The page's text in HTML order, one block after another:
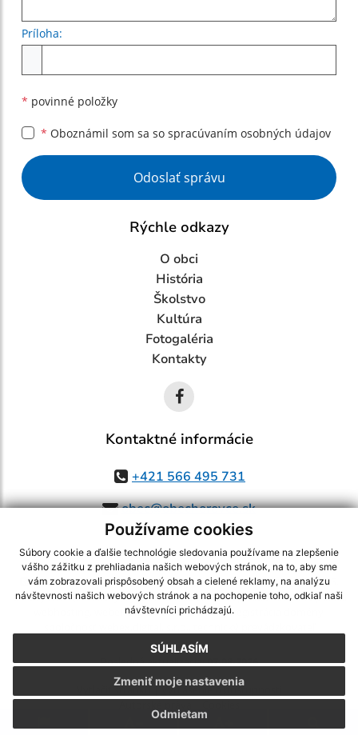
Používame cookies
Súbory cookie a ďalšie technológie sledovania používame na zlepšenie
vášho zážitku z prehliadania našich webových stránok, na to, aby sme
vám zobrazovali prispôsobený obsah a cielené reklamy, na analýzu
návštevnosti našich webových stránok a na pochopenie toho, odkiaľ naši
návštevníci prichádzajú.
SÚHLASÍM
Odmietam
Zmeniť moje nastavenia
Príloha:
* povinné položky
* Oboznámil som sa so spracúvaním osobných údajov
Google reCaptcha Response
Odoslať správu
Rýchle odkazy
O obci
História
Školstvo
Kultúra
Fotogaléria
Kontakty
Kontaktné informácie
+421 566 495 731
obec@obechorovce.sk
využite možnosť získavania aktuálnych informácií s využitím RSS
CMS systém (redakčný) systém ECHELON 2,Mapa stránok,web portál
webex.digital, s.r.o.,domény,registrácia domény
Posledná aktualizácia:07.08.2026
Vytlačiť stránku|Vyhlásenie o prístupnosti